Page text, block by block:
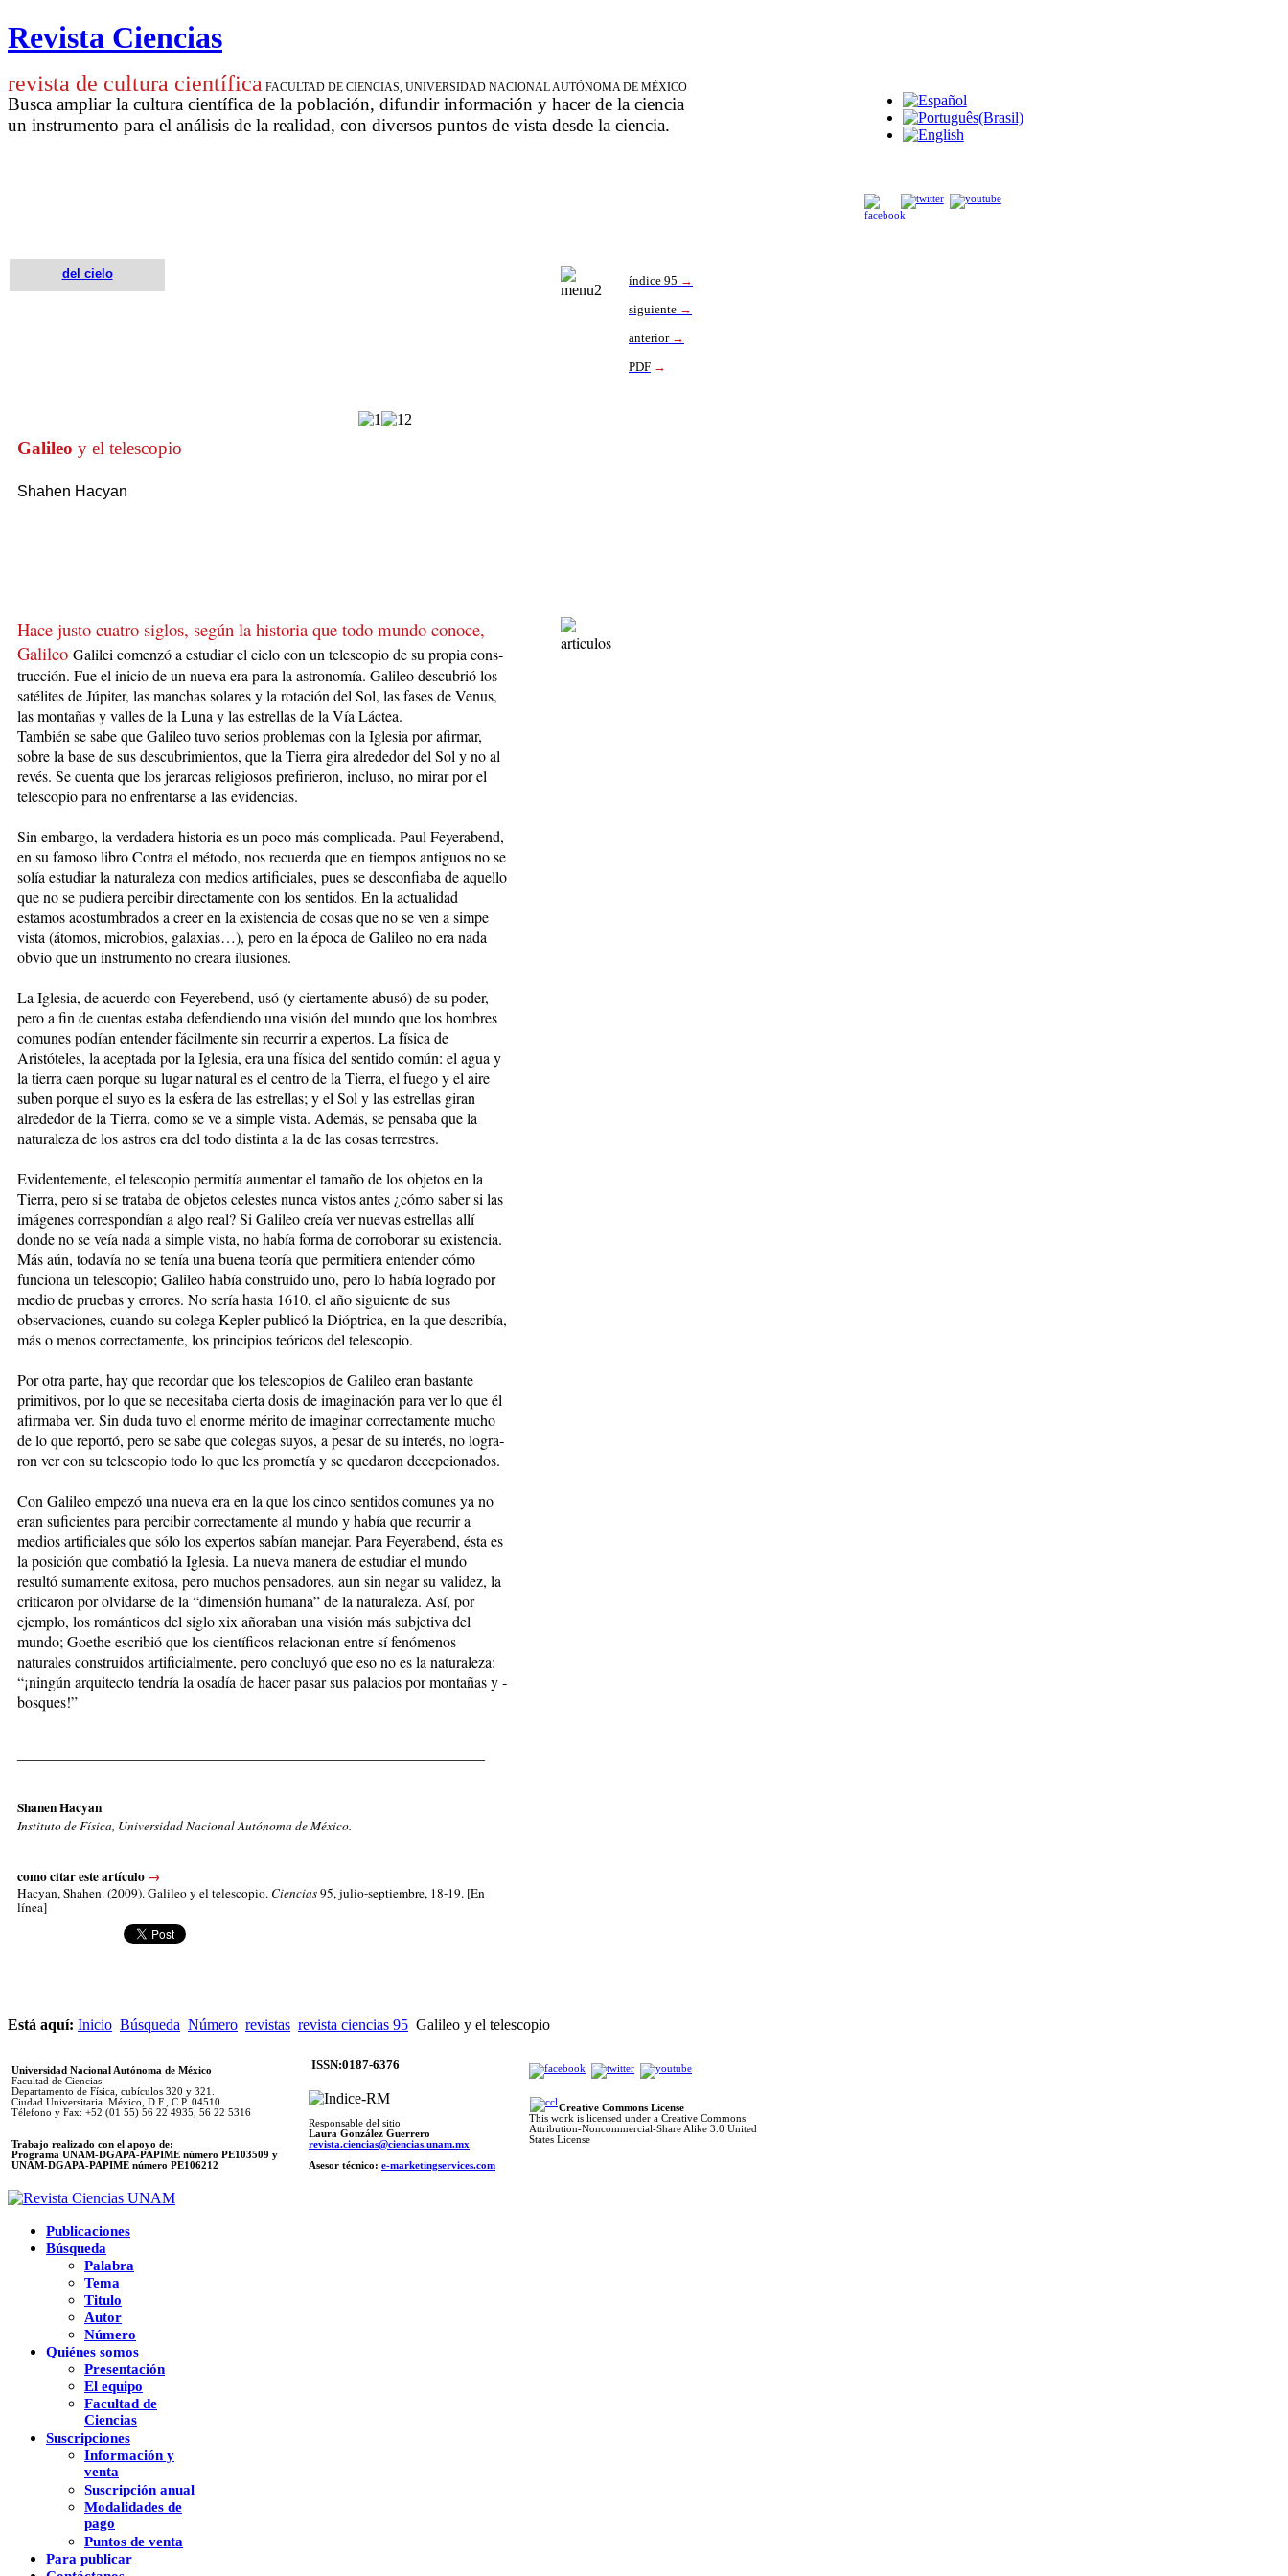
Revista Ciencias
revista de cultura científica FACULTAD DE CIENCIAS, UNIVERSIDAD NACIONAL AUTÓNOMA DE MÉXICO
Busca ampliar la cultura científica de la población, difundir información y hacer de la ciencia
un instrumento para el análisis de la realidad, con diversos puntos de vista desde la ciencia.
del cielo índice 95 →
siguiente →
anterior →
PDF →
Galileo y el telescopio
Shahen Hacyan
Hace justo cuatro siglos, según la historia que todo mundo conoce,
Galileo Galilei co­men­zó a estudiar el cielo con un telescopio de su propia cons­
trucción. Fue el inicio de un nue­va era para la astronomía. Galileo descubrió los
satélites de Júpiter, las manchas solares y la rotación del Sol, las fa­ses de Venus,
las montañas y valles de la Luna y las estre­llas de la Vía Láctea.
También se sabe que Ga­li­leo tuvo serios problemas con la Iglesia por afirmar,
sobre la base de sus descubrimientos, que la Tierra gira alrededor del Sol y no al
revés. Se cuenta que los jerarcas religiosos pre­firieron, incluso, no mirar por el
teles­copio para no enfrentarse a las evidencias.
Sin embargo, la verdadera historia es un poco más complicada. Paul Feyerabend,
en su famoso libro Contra el mé­todo, nos recuerda que en tiempos antiguos no se
solía estudiar la naturaleza con medios artificiales, pues se desconfiaba de aquello
que no se pudiera percibir di­rec­tamente con los sentidos. En la actualidad
estamos acos­tum­bra­dos a creer en la existencia de cosas que no se ven a simpe
vista (átomos, microbios, galaxias…), pero en la épo­ca de Galileo no era nada
obvio que un instrumento no creara ilusiones.
La Iglesia, de acuerdo con Feyerebend, usó (y cierta­men­te abusó) de su poder,
pero a fin de cuentas estaba defen­diendo una visión del mundo que los hombres
comunes po­dían entender fácilmente sin recurrir a expertos. La física de
Aristóteles, la aceptada por la Iglesia, era una física del sen­tido común: el agua y
la tie­rra caen porque su lugar natural es el centro de la Tierra, el fuego y el aire
suben porque el suyo es la esfera de las estrellas; y el Sol y las estrellas giran
alrededor de la Tierra, como se ve a simple vista. Ade­más, se pensaba que la
natu­ra­leza de los astros era del ­todo distinta a la de las cosas terrestres.
Evidentemente, el teles­co­pio permitía aumentar el ta­ma­ño de los objetos en la
Tie­rra, pero si se trataba de ob­jetos ce­lestes nunca vistos an­tes ¿có­mo saber si las
imágenes co­rrespondían a algo real? Si Galileo creía ver nuevas es­tre­llas allí
donde no se veía na­da a simple vista, no había for­ma de corroborar su existencia.
Más aún, todavía no se tenía una buena teoría que permi­tie­ra entender cómo
funciona un te­lescopio; Galileo había cons­truido uno, pero lo había lo­gra­do por
medio de pruebas y errores. No sería hasta 1610, el año siguiente de sus
observaciones, cuando su colega Ke­pler publicó la Dióptrica, en la que describía,
más o me­nos correctamente, los principios teó­ri­cos del telescopio.
Por otra parte, hay que recordar que los telescopios de Galileo eran bastante
primitivos, por lo que se necesitaba cierta dosis de imaginación pa­ra ver lo que él
afirmaba ver. Sin duda tuvo el enorme mérito de imaginar correctamente mucho
de lo que reportó, pero se sabe que colegas suyos, a pesar de su interés, no logra­
ron ver con su telescopio todo lo que les prometía y se quedaron decepcionados.
Con Galileo empezó una nue­va era en la que los cinco sentidos comunes ya no
eran suficientes para percibir co­rrec­tamente al mundo y había que recurrir a
medios artificiales que sólo los expertos sabían manejar. Para Feyerabend, ésta es
la posición que comba­tió la Iglesia. La nueva manera de estudiar el mundo
resultó sumamente exitosa, pero muchos pensadores, aun sin negar su validez, la
criticaron por olvidarse de la “dimensión humana” de la naturaleza. Así, por
ejemplo, los románticos del siglo xix añoraban una visión más subjetiva del
mundo; Goethe escribió que los cien­tí­ficos relacionan entre sí fenó­menos
naturales construidos artificialmente, pero concluyó que eso no es la naturaleza:
“¡ningún arquitecto tendría la osadía de hacer pasar sus palacios por montañas y ­
bosques!”
Shanen Hacyan
Instituto de Física, Universidad Nacional Autónoma de México.
como citar este artículo →
Hacyan, Shahen. (2009). Galileo y el telescopio. Ciencias95, julio-septiembre, 18-19. [En
línea]
Está aquí: Inicio Búsqueda Número revistas revista ciencias 95 Galileo y el telescopio
Universidad Nacional Autónoma de México
Facultad de Ciencias
Departamento de Física, cubículos 320 y 321.
Ciudad Universitaria. México, D.F., C.P. 04510.
Télefono y Fax: +52 (01 55) 56 22 4935, 56 22 5316
Trabajo realizado con el apoyo de:
Programa UNAM-DGAPA-PAPIME número PE103509 y
UNAM-DGAPA-PAPIME número PE106212
ISSN:0187-6376
Responsable del sitio
Laura González Guerrero
revista.ciencias@ciencias.unam.mx
Asesor técnico: e-marketingservices.com
Creative Commons License
This work is licensed under a Creative Commons
Attribution-Noncommercial-Share Alike 3.0 United
States License
Publicaciones
Búsqueda
Palabra
Tema
Titulo
Autor
Número
Quiénes somos
Presentación
El equipo
Facultad de
Ciencias
Suscripciones
Información y
venta
Suscripción anual
Modalidades de
pago
Puntos de venta
Para publicar